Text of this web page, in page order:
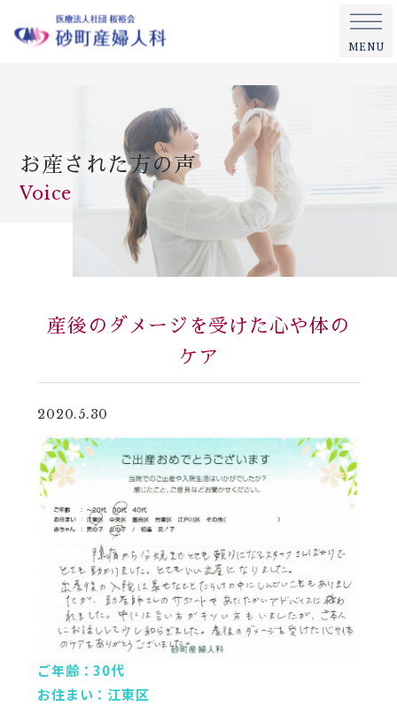
MENU
お産された方の声
Voice
産後のダメージを受けた心や体の
ケア
2020.5.30
ご年齢：30代
お住まい：江東区